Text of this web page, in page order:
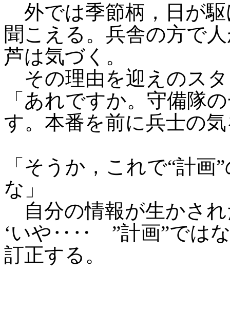
外では季節柄，日が
聞こえる。兵舎の方で
芦は気づく。
その理由を迎えのス
「あれですか。守備隊
す。本番を前に兵士の
「そうか，これで“計
な」
自分の情報が生かさ
‘いや‥‥ ”計画”ではな
訂正する。